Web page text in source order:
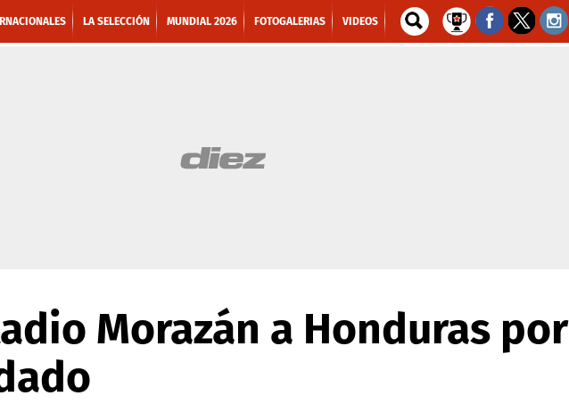
LA SELECCIÓN MUNDIAL 2026 FOTOGALERIAS VIDEOS
Morazán a Honduras por